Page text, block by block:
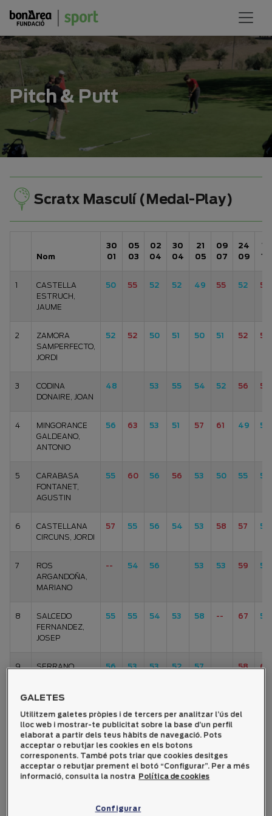
Pitch & Putt
Scratx Masculí (Medal-Play)
Nom
30
01
05
03
02
04
30
04
21
05
09
07
24
09
15
10
1
CASTELLA
ESTRUCH,
JAUME
50 55 52 52 49 55 52 52
2
ZAMORA
SAMPERFECTO,
JORDI
52 52 50 51 50 51 52 54
3
CODINA
DONAIRE, JOAN
48 53 55 54 52 56 55
4
MINGORANCE
GALDEANO,
ANTONIO
56 63 53 51 57 61 49 56
5
CARABASA
FONTANET,
AGUSTIN
55 60 56 56 53 50 55 52
6
CASTELLANA
CIRCUNS, JORDI
57 55 56 54 53 58 57 55
7
ROS
ARGANDOÑA,
MARIANO
-- 54 56 53 53 59 56
8
SALCEDO
FERNANDEZ,
JOSEP
55 55 54 53 58 -- 67 53
9
SERRANO
56 53 53 52 57 58 62
10
BESORA
PALOU, TONI
55 57 56 57 54 55 53
BENET
SISTERO,
ESTANISLAO
58 56 56 57 63 56
59 59
GALETES
Utilitzem galetes pròpies i de tercers per analitzar l’ús del
lloc web i mostrar-te publicitat sobre la base d’un perfil
elaborat a partir dels teus hàbits de navegació. Pots
acceptar o rebutjar les cookies en els botons
corresponents. També pots triar que cookies desitges
acceptar o rebutjar prement el botó “Configurar”. Per a més
informació, consulta la nostra Política de cookies
Configurar